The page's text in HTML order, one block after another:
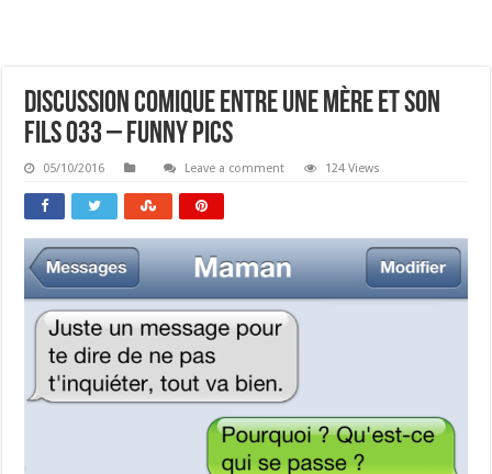
Discussion Comique Entre Une Mère Et Son
Fils 033 – Funny Pics
05/10/2016 Leave a comment 124 Views